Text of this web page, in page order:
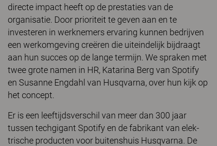
directe impact heeft op de prestaties van de
organisatie. Door prioriteit te geven aan en te
investeren in werknemers ervaring kunnen bedrijven
een werkomgeving creëren die uiteindelijk bijdraagt
aan hun succes op de lange termijn. We spraken met
twee grote namen in HR, Katarina Berg van Spotify
en Susanne Engdahl van Husqvarna, over hun kijk op
het concept.
Er is een leeftijdsverschil van meer dan 300 jaar
tussen techgigant Spotify en de fabrikant van elek­
trische producten voor buitenshuis Husqvarna. De